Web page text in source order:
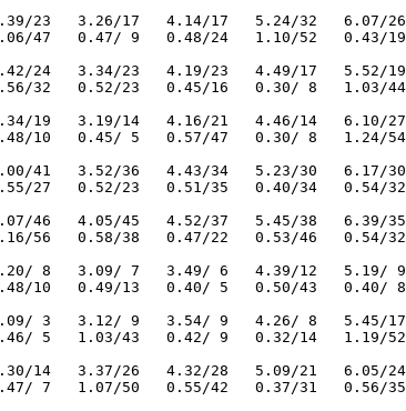
23   3.26/17   4.14/17   5.24/32   6.07/
47   0.47/ 9   0.48/24   1.10/52   0.43/
24   3.34/23   4.19/23   4.49/17   5.52/
32   0.52/23   0.45/16   0.30/ 8
3.19/14   4.16/21   4.46/14   6.10/27
10   0.45/ 5   0.57/47   0.30/ 8
41   3.52/36   4.43/34   5.23/30   6.17/
27   0.52/23   0.51/35   0.40/34
46   4.05/45   4.52/37   5.45/38   6.39/
56   0.58/38   0.47/22   0.53/46
8   3.09/ 7   3.49/ 6   4.39/12
10   0.49/13   0.40/ 5   0.50/43
3   3.12/ 9   3.54/ 9   4.26/ 8   5.45/17
5   1.03/43   0.42/ 9   0.32/14
14   3.37/26   4.32/28   5.09/21   6.05/
7   1.07/50   0.55/42   0.37/31